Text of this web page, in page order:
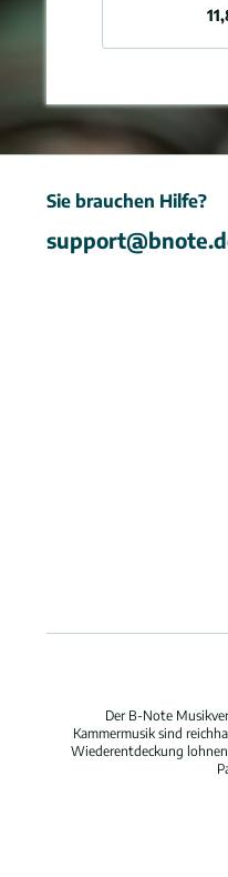
Sie brauchen Hilfe?
Der B-Note
Kammermusik sind
Wiederentdeckung